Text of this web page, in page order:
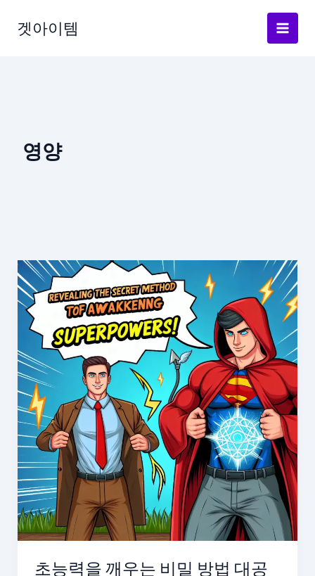
겟아이템
영양
초능력을 깨우는 비밀 방법 대공